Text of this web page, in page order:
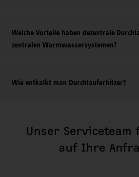
Welche Vorteile haben dezentrale
zentralen Warmwassersystemen?
Wie entkalkt man Durchlauferhitzer?
Unser
auf Ihre